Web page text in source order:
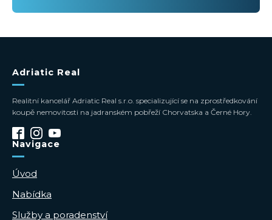
Adriatic Real
Realitní kancelář Adriatic Real s.r.o. specializující se na zprostředkování
koupě nemovitosti na jadranském pobřeží Chorvatska a Černé Hory.
Navigace
Úvod
Nabídka
Služby a poradenství